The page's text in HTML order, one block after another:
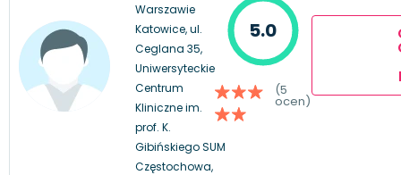
Warszawie
Katowice, ul.
Ceglana 35,
Uniwersyteckie
Centrum
Kliniczne im.
prof. K.
Gibińskiego SUM
Częstochowa,
5.0
(5
ocen)